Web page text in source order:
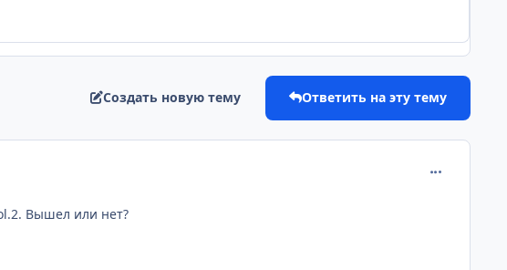
Создать новую тему Ответить на эту тему
Вышел или нет?